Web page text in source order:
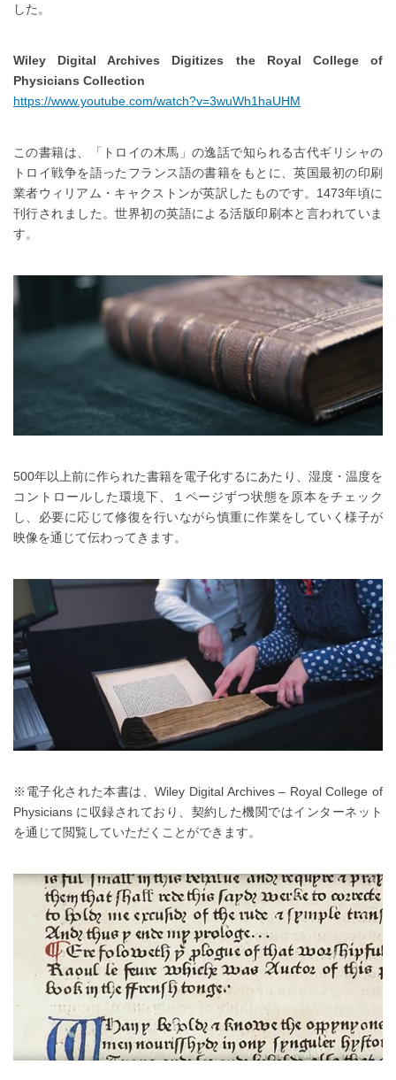
した。
Wiley Digital Archives Digitizes the Royal College of
Physicians Collection
https://www.youtube.com/watch?v=3wuWh1haUHM
この書籍は、「トロイの木馬」の逸話で知られる古代ギリシャの
トロイ戦争を語ったフランス語の書籍をもとに、英国最初の印刷
業者ウィリアム・キャクストンが英訳したものです。1473年頃に
刊行されました。世界初の英語による活版印刷本と言われていま
す。
500年以上前に作られた書籍を電子化するにあたり、湿度・温度を
コントロールした環境下、１ページずつ状態を原本をチェック
し、必要に応じて修復を行いながら慎重に作業をしていく様子が
映像を通じて伝わってきます。
※電子化された本書は、Wiley Digital Archives – Royal College of
Physicians に収録されており、契約した機関ではインターネット
を通じて閲覧していただくことができます。